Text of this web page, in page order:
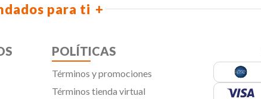
para ti
POLÍTICAS
Términos y promociones
Términos tienda virtual